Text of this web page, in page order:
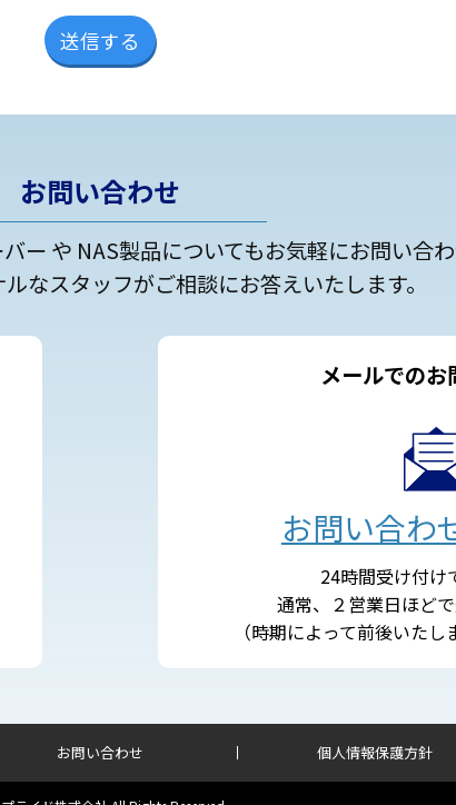
お問い合わせ
ー や NAS製品についてもお気軽にお問い合わ
なスタッフがご相談にお答えいたします。
メールでのお
お問い合わ
24時間受け付け
通常、２営業日ほどで
（時期によって前後いたし
お問い合わせ 個人情報保護方針